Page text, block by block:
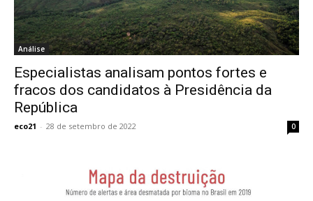
Análise
Especialistas analisam pontos fortes e
fracos dos candidatos à Presidência da
República
eco21 - 28 de setembro de 2022 0